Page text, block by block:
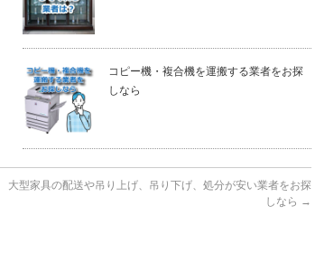
コピー機・複合機を運搬する業者をお探
しなら
大型家具の配送や吊り上げ、吊り下げ、処分が安い業者をお探
しなら →